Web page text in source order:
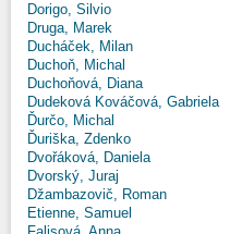
Dorigo, Silvio
Druga, Marek
Ducháček, Milan
Duchoň, Michal
Duchoňová, Diana
Dudeková Kováčová, Gabriela
Ďurčo, Michal
Ďuriška, Zdenko
Dvořáková, Daniela
Dvorský, Juraj
Džambazovič, Roman
Etienne, Samuel